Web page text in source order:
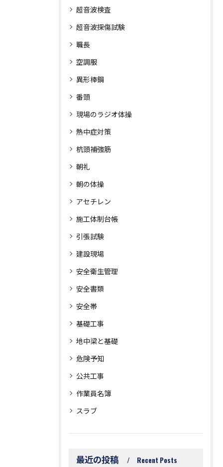
超音波検査
超音波探傷試験
職長
空調服
異形棒鋼
番頭
現場のラジオ体操
熱中症対策
杭頭補強筋
朝礼
朝の体操
アセチレン
施工体制台帳
引張試験
建設現場
安全衛生管理
安全書類
安全帯
基礎工事
地中梁と基礎
危険予知
公共工事
作業員名簿
スラブ
最近の投稿 Recent Posts